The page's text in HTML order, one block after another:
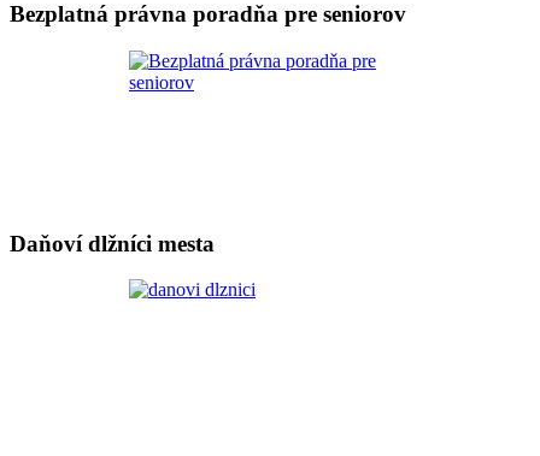
Bezplatná právna poradňa pre seniorov
Daňoví dlžníci mesta